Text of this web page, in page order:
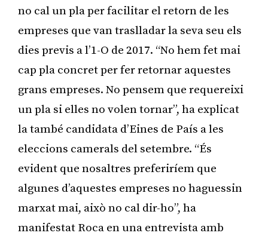
no cal un pla per facilitar el retorn de les
empreses que van traslladar la seva seu els
dies previs a l’1-O de 2017. “No hem fet mai
cap pla concret per fer retornar aquestes
grans empreses. No pensem que requereixi
un pla si elles no volen tornar”, ha explicat
la també candidata d’Eines de País a les
eleccions camerals del setembre. “És
evident que nosaltres preferiríem que
algunes d’aquestes empreses no haguessin
marxat mai, això no cal dir-ho”, ha
manifestat Roca en una entrevista amb